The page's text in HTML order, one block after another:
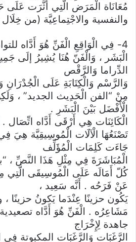
مُعَانَاة الْمَرَض الَّتِي أَثَّرَت عَلَى
والنفسية والاجْتِماعِيَّة (من
4- فِي الْوَاقِعِ الْفَنِّ هُوَ أَدَّاه
الْبَشَر ، وَالْفَنّ هُنَا يُشِيرُ إلَى
الدِّراما وَالرَّقْص
وَالرَّسْم وَالْكِتَابَةِ عَلَى الْجُدْرَانِ
مِنْ “الفن الْحَدِيث الجديد” ،
الْأَفْضَل بَيْنَ الْبَشَرِ .
الْكَائِنَات هِي أَرْقَى أَدَّاه اتِّصَال
تَصْنَعُهَا الْآلَات الْمُوسِيقِيَّة هِيَ
جَاءَت كَلِمَات الْمُؤَلِّف
الْمُبَاشَرَةَ فِي مِثْلِ هَذَا النَّصِّ ،
كُلّ أَمَالَه عَلَى الْمُوسِيقَى الَّتِي
عَنْ فَرَحُه . أَنَّه سَعِيد ،
يَكُون حزينًا عِنْدَما يَكونُ حزينًا ،
مَشَاعِرُه . الْفَنِّ هُوَ أَدَّاه
جاهدة لِإِخْرَاج
الرَّغَبَات وَالرَّغَبَات المكبوتة فِي